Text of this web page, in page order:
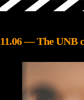
11.06 — The UNB